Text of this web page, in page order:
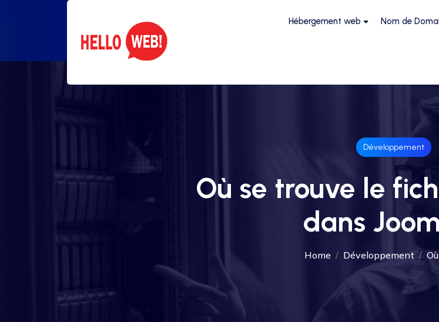
Hébergement web Nom de
Développement
Où se trouve le
dans
Home Développement